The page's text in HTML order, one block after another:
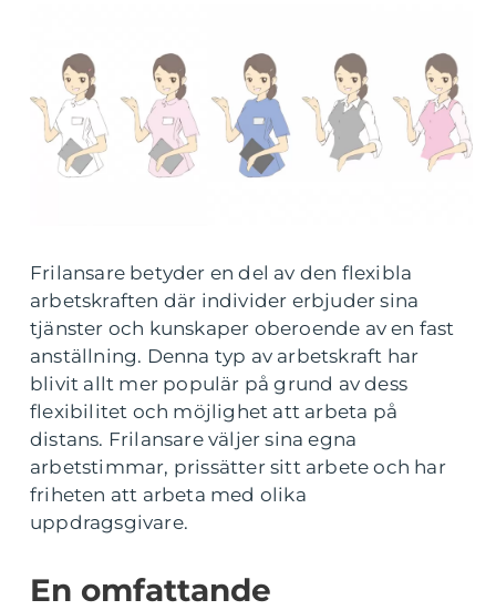
Frilansare betyder en del av den flexibla
arbetskraften där individer erbjuder sina
tjänster och kunskaper oberoende av en fast
anställning. Denna typ av arbetskraft har
blivit allt mer populär på grund av dess
flexibilitet och möjlighet att arbeta på
distans. Frilansare väljer sina egna
arbetstimmar, prissätter sitt arbete och har
friheten att arbeta med olika
uppdragsgivare.
En omfattande